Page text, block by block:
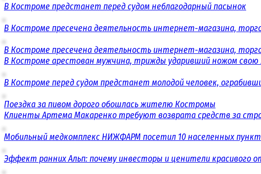
В Костроме предстанет перед судом неблагодарный пасынок
В Костроме пресечена деятельность интернет-магазина,
В Костроме пресечена деятельность интернет-магазина,
В Костроме арестован мужчина, трижды ударивший ножом свою
В Костроме перед судом предстанет молодой человек,
Поездка за пивом дорого обошлась жителю Костромы
Клиенты Артема Макаренко требуют возврата средств за
Мобильный медкомплекс НИЖФАРМ посетил 10 населенных
Эффект ранних Альп: почему инвесторы и ценители красивого